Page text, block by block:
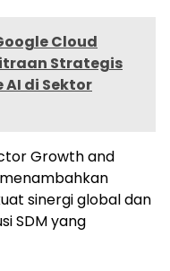
Cloud
Strategis
di Sektor
Growth and
sinergi global dan
SDM yang